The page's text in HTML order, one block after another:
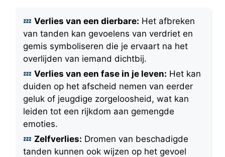
Verlies van een dierbare: Het afbreken
van tanden kan gevoelens van verdriet en
gemis symboliseren die je ervaart na het
overlijden van iemand dichtbij.
Verlies van een fase in je leven: Het kan
duiden op het afscheid nemen van eerder
geluk of jeugdige zorgeloosheid, wat kan
leiden tot een rijkdom aan gemengde
emoties.
Zelfverlies: Dromen van beschadigde
tanden kunnen ook wijzen op het gevoel